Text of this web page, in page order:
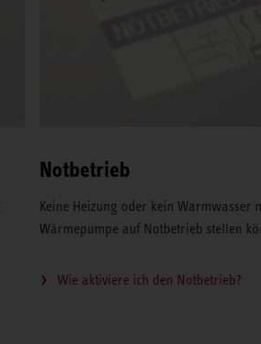
Notbetrieb
Keine Heizung oder kein Warmwasser
Wärmepumpe auf Notbetrieb stellen
Wie aktiviere ich den Notbetrieb?